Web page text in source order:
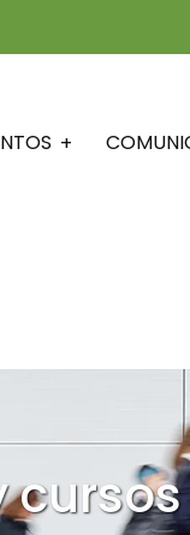
cursos